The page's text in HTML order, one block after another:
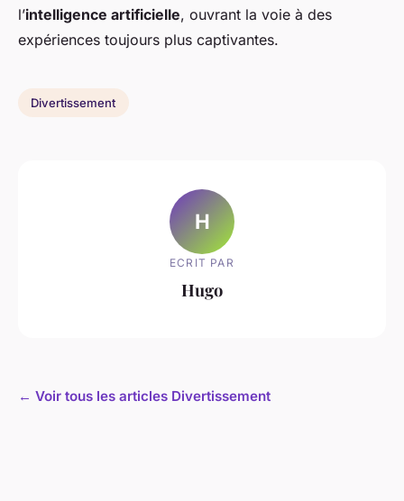
l’intelligence artificielle, ouvrant la voie à des
expériences toujours plus captivantes.
Divertissement
H
ECRIT PAR
Hugo
← Voir tous les articles Divertissement